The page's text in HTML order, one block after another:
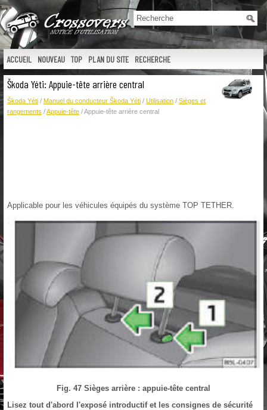
ACCUEIL NOUVEAU TOP PLAN DU SITE RECHERCHE
Škoda Yéti: Appuie-tête arrière central
Škoda Yéti / Manuel du conducteur Škoda Yéti / Utilisation / Sièges et
rangements /Appuie-tête / Appuie-tête arrière central
Applicable pour les véhicules équipés du système TOP TETHER.
Fig. 47 Sièges arrière : appuie-tête central
Lisez tout d'abord l'exposé introductif et les consignes de sécurité